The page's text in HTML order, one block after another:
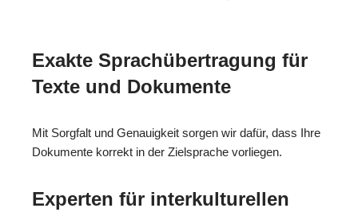
Exakte Sprachübertragung für
Texte und Dokumente
Mit Sorgfalt und Genauigkeit sorgen wir dafür, dass Ihre
Dokumente korrekt in der Zielsprache vorliegen.
Experten für interkulturellen